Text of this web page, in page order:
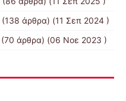
(138 άρθρα) (11 Σεπ 2024 )
(70 άρθρα) (06 Νοε 2023 )